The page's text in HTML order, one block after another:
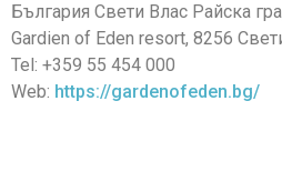
България Свети Влас Райска
Gardien of Eden resort, 8256
Tel: +359 55 454 000
Web: https://gardenofeden.bg/